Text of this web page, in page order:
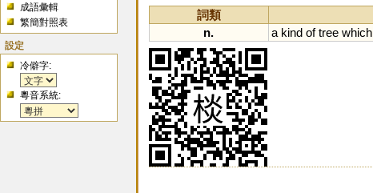
成語彙輯
繁簡對照表
設定
冷僻字:
粵音系統:
詞類
n.
a kind of tree which